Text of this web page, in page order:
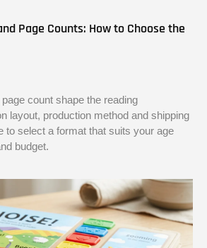
Page Counts: How to Choose the
count shape the reading
layout, production method and shipping
to select a format that suits your age
budget.